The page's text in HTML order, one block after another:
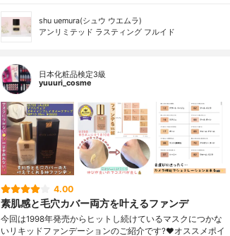
shu uemura(シュウ ウエムラ)
アンリミテッド ラスティング フルイド
日本化粧品検定3級
yuuuri_cosme
4.00
素肌感と毛穴カバー両方を叶えるファンデ
今回は1998年発売からヒットし続けているマスクにつかな
いリキッドファンデーションのご紹介です?❤︎オススメポイ